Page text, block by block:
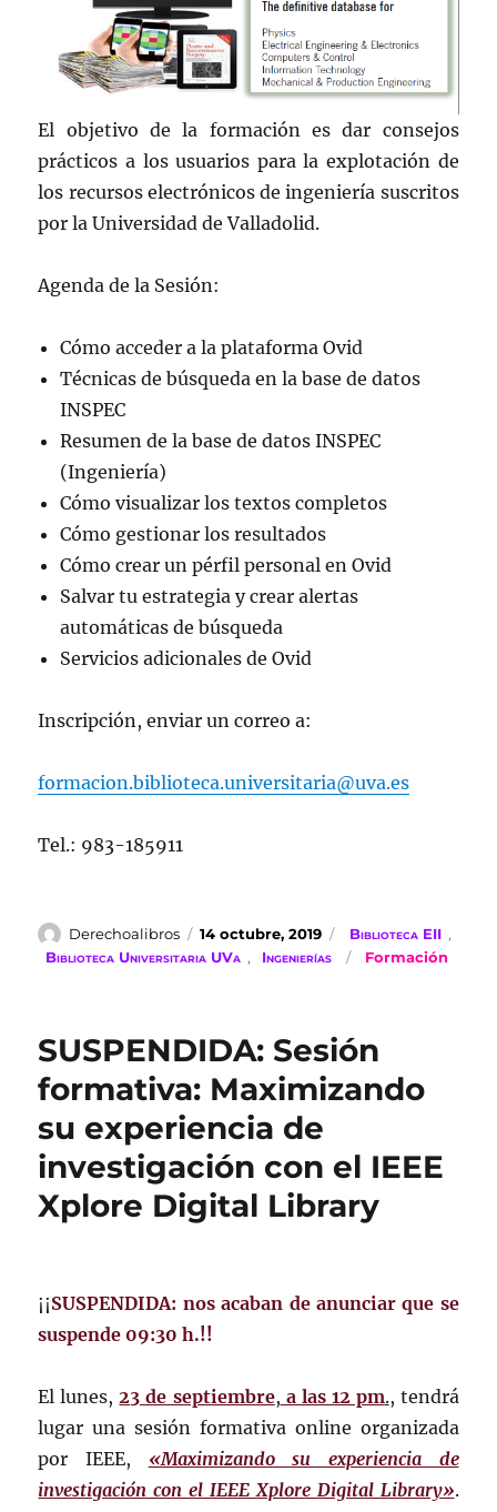
El objetivo de la formación es dar consejos
prácticos a los usuarios para la explotación de
los recursos electrónicos de ingeniería suscritos
por la Universidad de Valladolid.
Agenda de la Sesión:
Cómo acceder a la plataforma Ovid
Técnicas de búsqueda en la base de datos
INSPEC
Resumen de la base de datos INSPEC
(Ingeniería)
Cómo visualizar los textos completos
Cómo gestionar los resultados
Cómo crear un pérfil personal en Ovid
Salvar tu estrategia y crear alertas
automáticas de búsqueda
Servicios adicionales de Ovid
Inscripción, enviar un correo a:
formacion.biblioteca.universitaria@uva.es
Tel.: 983-185911
Autor
Derechoalibros
Publicado
el
14 octubre, 2019 Categorías
Biblioteca EII ,
Biblioteca Universitaria UVa , Ingenierías Etiquetas
Formación
SUSPENDIDA: Sesión
formativa: Maximizando
su experiencia de
investigación con el IEEE
Xplore Digital Library
¡¡SUSPENDIDA: nos acaban de anunciar que se
suspende 09:30 h.!!
El lunes,23 de septiembre, a las 12 pm., tendrá
lugar una sesión formativa online organizada
por IEEE, «Maximizando su experiencia de
investigación con el IEEE Xplore Digital Library».